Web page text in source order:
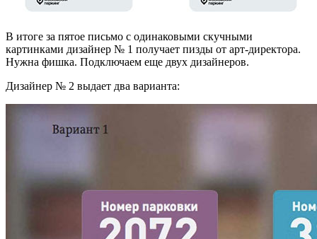
В итоге за пятое письмо с одинаковыми скучными
картинками дизайнер № 1 получает пизды от арт-директора.
Нужна фишка. Подключаем еще двух дизайнеров.
Дизайнер № 2 выдает два варианта: